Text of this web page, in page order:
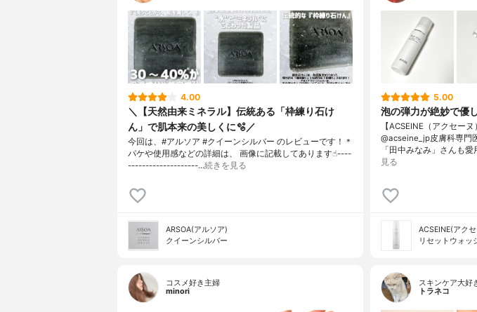
4.00
＼【天然由来ミネラル】伝統ある「枠練り石け
ん」で肌本来の美しくに🫧／
今回は、#アルソア #クイーンシルバー のレビューです！＊
パケや使用感などの詳細は、 画像に記載してあります☝︎----
--------------------…続きを見る
ARSOA(アルソア)
クイーンシルバー
5.00
泡の弾力が絶妙で優
【ACSEINE（アクセー
@acseine_jp皮膚科専門
「田中みなみ」さんも
見る
ACSEINE(アク
リセットウォッ
コスメ好き主婦
minori
スキンケア大好
トラネコ